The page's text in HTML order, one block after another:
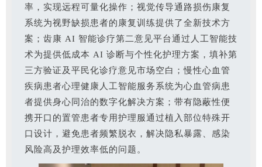
率，实现远程可量化操作；视觉传导通路损伤康复
系统为视野缺损患者的康复训练提供了全新技术方
案；齿康 AI 智能诊疗第二意见平台通过人工智能技
术为提供低成本 AI 诊断与个性化护理方案，填补第
三方验证及平民化诊疗意见市场空白；慢性心血管
疾病患者心理健康人工智能服务系统为心血管病患
者提供身心同治的数字化解决方案；带有隐蔽性便
携开口的置管患者专用护理服通过植入部位特殊开
口设计，避免患者频繁脱衣，解决隐私暴露、感染
风险高及护理效率低的问题。